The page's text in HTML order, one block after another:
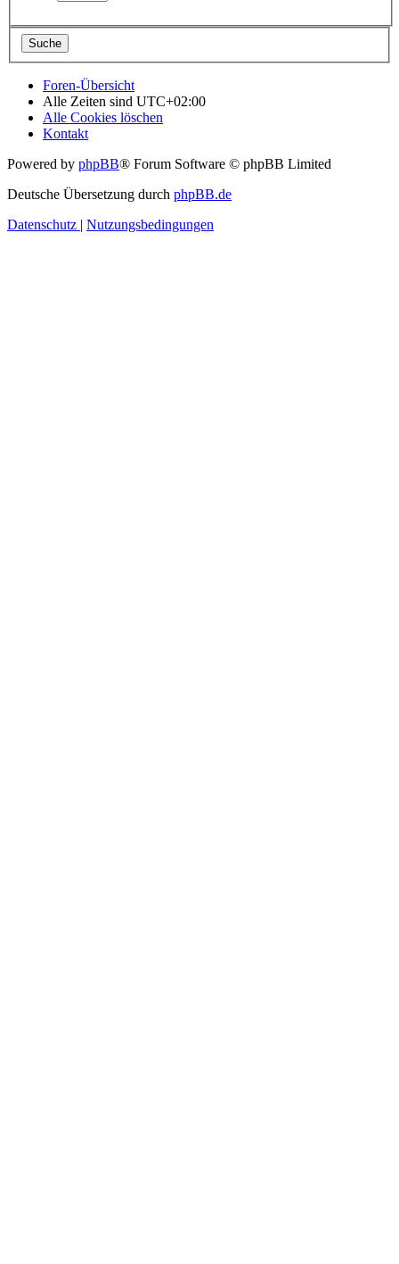
Foren-Übersicht
Alle Zeiten sind UTC+02:00
Alle Cookies löschen
Kontakt
Powered by phpBB® Forum Software © phpBB Limited
Deutsche Übersetzung durch phpBB.de
Datenschutz | Nutzungsbedingungen